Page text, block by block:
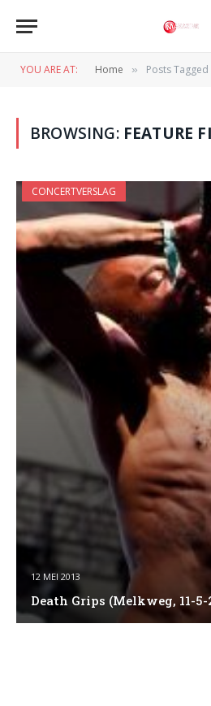
YOU ARE AT: Home » Posts
BROWSING: FEATURE
CONCERTVERSLAG
12 MEI 2013
Death Grips (Melkweg, 11-5-